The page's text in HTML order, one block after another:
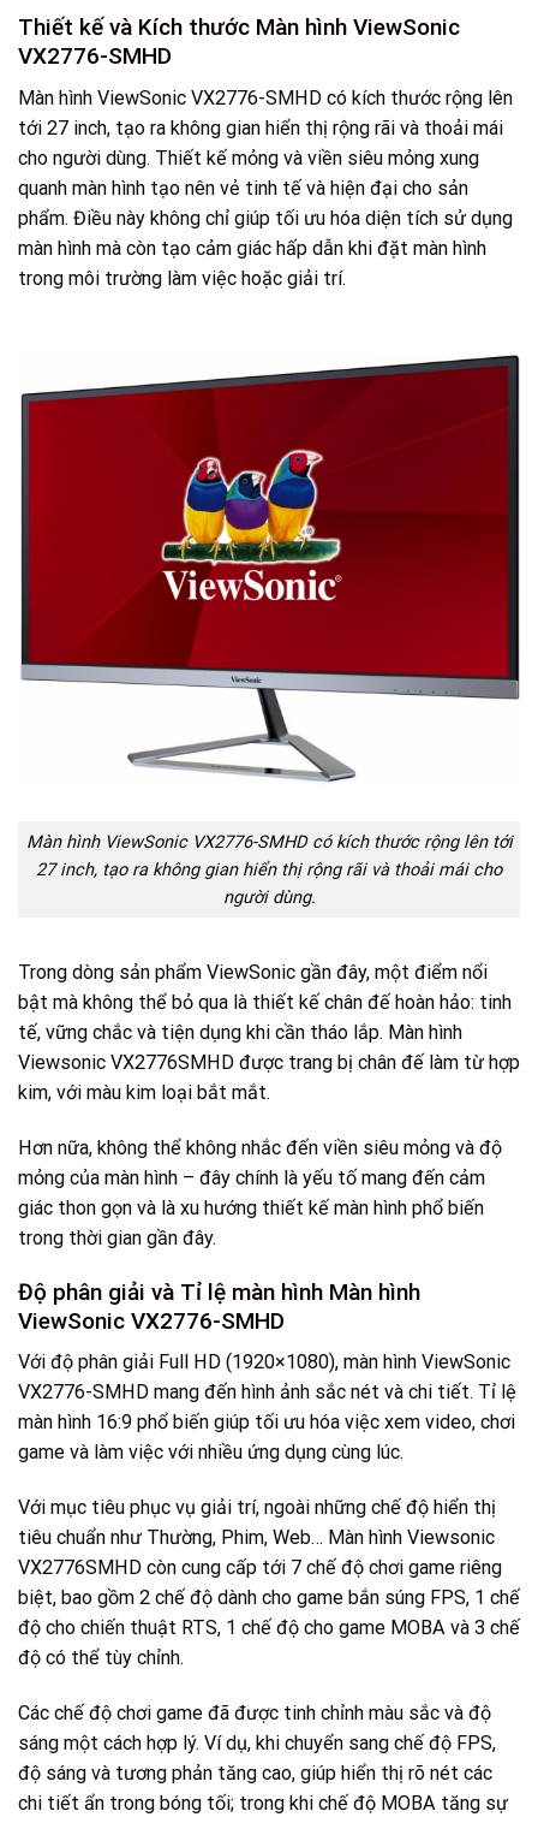
Thiết kế và Kích thước Màn hình ViewSonic
VX2776-SMHD
Màn hình ViewSonic VX2776-SMHD có kích thước rộng lên
tới 27 inch, tạo ra không gian hiển thị rộng rãi và thoải mái
cho người dùng. Thiết kế mỏng và viền siêu mỏng xung
quanh màn hình tạo nên vẻ tinh tế và hiện đại cho sản
phẩm. Điều này không chỉ giúp tối ưu hóa diện tích sử dụng
màn hình mà còn tạo cảm giác hấp dẫn khi đặt màn hình
trong môi trường làm việc hoặc giải trí.
Màn hình ViewSonic VX2776-SMHD có kích thước rộng lên tới
27 inch, tạo ra không gian hiển thị rộng rãi và thoải mái cho
người dùng.
Trong dòng sản phẩm ViewSonic gần đây, một điểm nổi
bật mà không thể bỏ qua là thiết kế chân đế hoàn hảo: tinh
tế, vững chắc và tiện dụng khi cần tháo lắp. Màn hình
Viewsonic VX2776SMHD được trang bị chân đế làm từ hợp
kim, với màu kim loại bắt mắt.
Hơn nữa, không thể không nhắc đến viền siêu mỏng và độ
mỏng của màn hình – đây chính là yếu tố mang đến cảm
giác thon gọn và là xu hướng thiết kế màn hình phổ biến
trong thời gian gần đây.
Độ phân giải và Tỉ lệ màn hình Màn hình
ViewSonic VX2776-SMHD
Với độ phân giải Full HD (1920×1080), màn hình ViewSonic
VX2776-SMHD mang đến hình ảnh sắc nét và chi tiết. Tỉ lệ
màn hình 16:9 phổ biến giúp tối ưu hóa việc xem video, chơi
game và làm việc với nhiều ứng dụng cùng lúc.
Với mục tiêu phục vụ giải trí, ngoài những chế độ hiển thị
tiêu chuẩn như Thường, Phim, Web… Màn hình Viewsonic
VX2776SMHD còn cung cấp tới 7 chế độ chơi game riêng
biệt, bao gồm 2 chế độ dành cho game bắn súng FPS, 1 chế
độ cho chiến thuật RTS, 1 chế độ cho game MOBA và 3 chế
độ có thể tùy chỉnh.
Các chế độ chơi game đã được tinh chỉnh màu sắc và độ
sáng một cách hợp lý. Ví dụ, khi chuyển sang chế độ FPS,
độ sáng và tương phản tăng cao, giúp hiển thị rõ nét các
chi tiết ẩn trong bóng tối; trong khi chế độ MOBA tăng sự